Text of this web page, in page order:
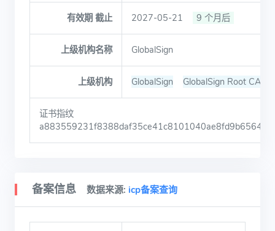
有效期 截止 2027-05-21 9 个月后
上级机构名称 GlobalSign
上级机构 GlobalSign GlobalSign Root CA -
证书指纹
备案信息 数据来源: icp备案查询